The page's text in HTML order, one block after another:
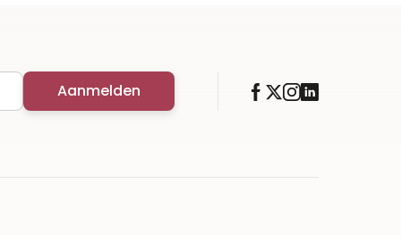
Aanmelden